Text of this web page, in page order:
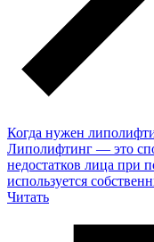
Когда нужен
Липолифтинг — это
недостатков лица при
используется
Читать